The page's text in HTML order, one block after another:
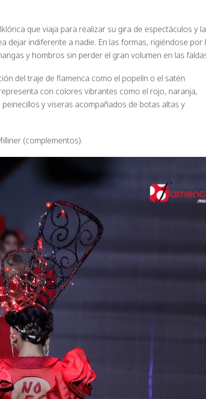
que viaja para realizar su gira de espectáculos y la
dejar indiferente a nadie. En las formas, rigiéndose por
y hombros sin perder el gran volumen en las
del traje de flamenca como el popelín o el satén
con colores vibrantes como el rojo, naranja,
y viseras acompañados de botas altas y
(complementos).